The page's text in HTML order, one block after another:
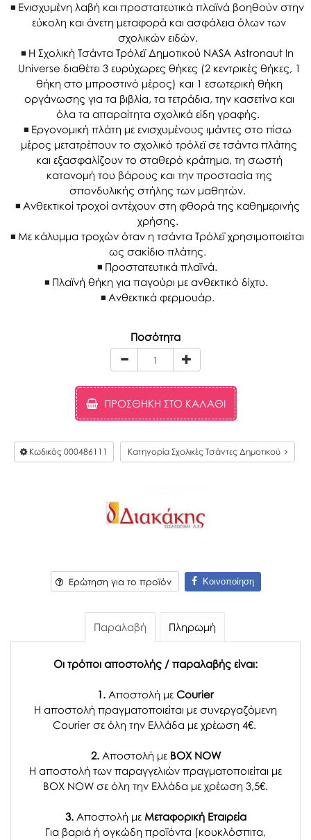
Ενισχυμένη λαβή και προστατευτικά πλαϊνά βοηθούν στην
εύκολη και άνετη μεταφορά και ασφάλεια όλων των
σχολικών ειδών.
Η Σχολική Τσάντα Τρόλεϊ Δημοτικού NASA Astronaut In
Universe διαθέτει 3 ευρύχωρες θήκες (2 κεντρικές θήκες, 1
θήκη στο μπροστινό μέρος) και 1 εσωτερική θήκη
οργάνωσης για τα βιβλία, τα τετράδια, την κασετίνα και
όλα τα απαραίτητα σχολικά είδη γραφής.
Εργονομική πλάτη με ενισχυμένους ιμάντες στο πίσω
μέρος μετατρέπουν το σχολικό τρόλεϊ σε τσάντα πλάτης
και εξασφαλίζουν το σταθερό κράτημα, τη σωστή
κατανομή του βάρους και την προστασία της
σπονδυλικής στήλης των μαθητών.
Ανθεκτικοί τροχοί αντέχουν στη φθορά της καθημερινής
χρήσης.
Με κάλυμμα τροχών όταν η τσάντα Τρόλεϊ χρησιμοποιείται
ως σακίδιο πλάτης.
Προστατευτικά πλαϊνά.
Πλαϊνή θήκη για παγούρι με ανθεκτικό δίχτυ.
Ανθεκτικά φερμουάρ.
Ποσότητα
ΠΡΟΣΘΉΚΗ ΣΤΟ ΚΑΛΆΘΙ
Κωδικός 000486111 Κατηγορία Σχολικές Τσάντες Δημοτικού
Ερώτηση για το προϊόν Κοινοποίηση
Παραλαβή Πληρωμή
Οι τρόποι αποστολής / παραλαβής είναι:
1. Αποστολή με Courier
Η αποστολή πραγματοποιείται με συνεργαζόμενη
Courier σε όλη την Ελλάδα με χρέωση 4€.
2. Αποστολή μεBOX NOW
Η αποστολή των παραγγελιών πραγματοποιείται με
BOX NOW σε όλη την Ελλάδα με χρέωση 3,5€.
3. Αποστολή μεΜεταφορική Εταιρεία
Για βαριά ή ογκώδη προϊόντα (κουκλόσπιτα,